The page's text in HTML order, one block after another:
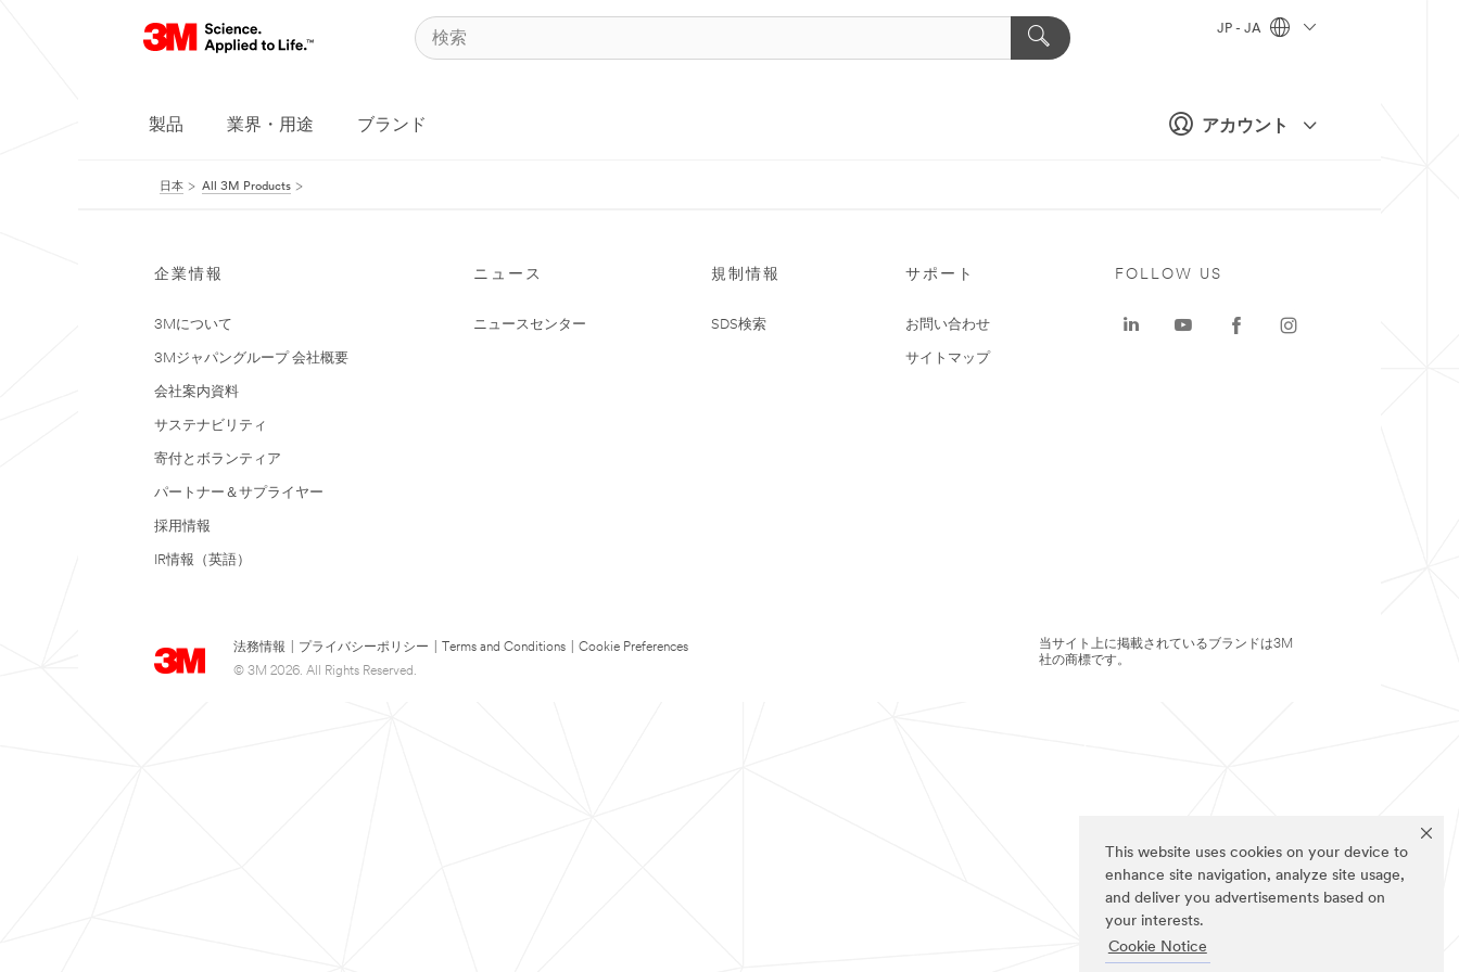
This website uses cookies on your device to
enhance site navigation, analyze site usage,
and deliver you advertisements based on
your interests.
Cookie Notice
アカウント
JP - JA
製品 業界・用途 ブランド
日本 All 3M Products
企業情報
3Mについて
3Mジャパングループ 会社概要
会社案内資料
サステナビリティ
寄付とボランティア
パートナー＆サプライヤー
採用情報
IR情報（英語）
ニュース
ニュースセンター
規制情報
SDS検索
サポート
お問い合わせ
サイトマップ
法務情報 プライバシーポリシー Terms and Conditions
Cookie Preferences
© 3M 2026. All Rights Reserved.
FOLLOW US
当サイト上に掲載されているブランドは3M
社の商標です。